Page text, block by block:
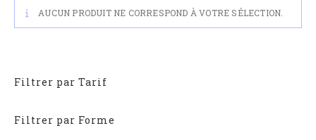
AUCUN PRODUIT NE CORRESPOND À VOTRE SÉLECTION.
Filtrer par Tarif
Filtrer par Forme